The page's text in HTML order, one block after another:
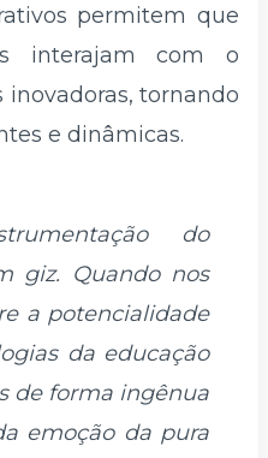
permitem que
interajam com o
tornando
e dinâmicas.
do
giz. Quando nos
a potencialidade
da educação
de forma ingênua
emoção da pura